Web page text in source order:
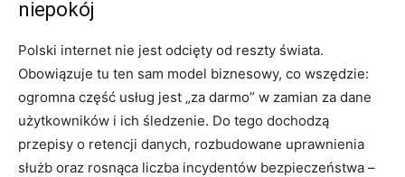
niepokój
Polski internet nie jest odcięty od reszty świata.
Obowiązuje tu ten sam model biznesowy, co wszędzie:
ogromna część usług jest „za darmo” w zamian za dane
użytkowników i ich śledzenie. Do tego dochodzą
przepisy o retencji danych, rozbudowane uprawnienia
służb oraz rosnąca liczba incydentów bezpieczeństwa –